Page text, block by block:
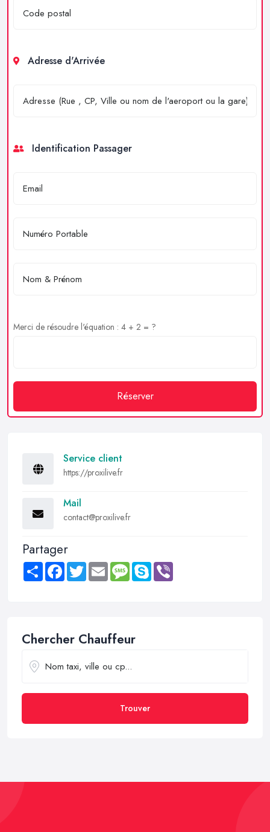
Adresse d'Arrivée
Identification Passager
Merci de résoudre l'équation : 4 + 2 = ?
Réserver
Service client
https://proxilive.fr
Mail
contact@proxilive.fr
Partager
Share FacebookTwitter Email MessageSkype
Chercher Chauffeur
Trouver